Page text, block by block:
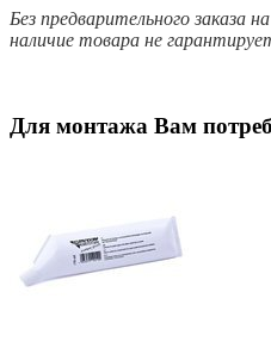
Без предварительного заказа
наличие товара не
Для монтажа Вам